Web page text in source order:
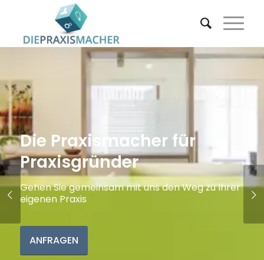
Weiter
Die Praxismacher für
Praxisgründer
Gehen Sie gemeinsam mit uns den Weg zu Ihrer
eigenen Praxis
ANFRAGEN